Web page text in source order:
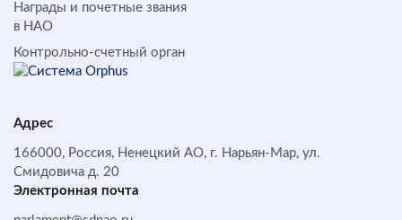
Награды и почетные звания
в НАО
Контрольно-счетный орган
Адрес
166000, Россия, Ненецкий АО, г. Нарьян-Мар, ул.
Смидовича д. 20
Электронная почта